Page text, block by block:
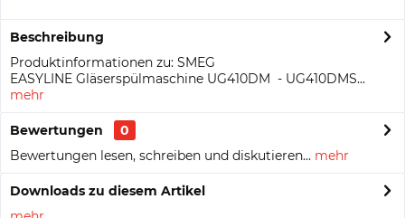
Beschreibung
Produktinformationen zu: SMEG
EASYLINE Gläserspülmaschine UG410DM - UG410DMS...
mehr
Bewertungen
0
Bewertungen lesen, schreiben und diskutieren... mehr
Downloads zu diesem Artikel